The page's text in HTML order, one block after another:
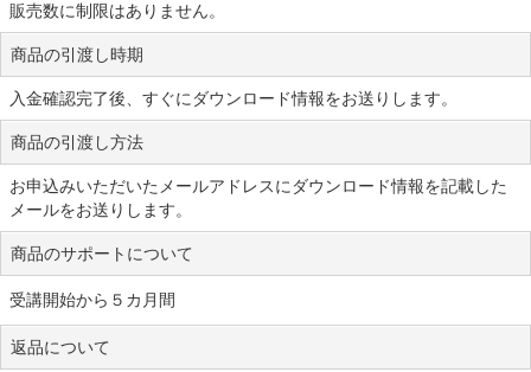
販売数に制限はありません。
商品の引渡し時期
入金確認完了後、すぐにダウンロード情報をお送りします。
商品の引渡し方法
お申込みいただいたメールアドレスにダウンロード情報を記載した
メールをお送りします。
商品のサポートについて
受講開始から５カ月間
返品について